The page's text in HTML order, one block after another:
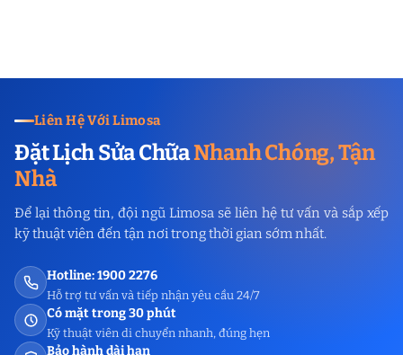
Liên Hệ Với Limosa
Đặt Lịch Sửa ChữaNhanh Chóng, Tận
Nhà
Để lại thông tin, đội ngũ Limosa sẽ liên hệ tư vấn và sắp xếp
kỹ thuật viên đến tận nơi trong thời gian sớm nhất.
Hotline: 1900 2276
Hỗ trợ tư vấn và tiếp nhận yêu cầu 24/7
Có mặt trong 30 phút
Kỹ thuật viên di chuyển nhanh, đúng hẹn
Bảo hành dài hạn